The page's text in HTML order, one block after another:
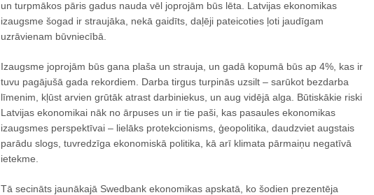
un turpmākos pāris gadus nauda vēl joprojām būs lēta. Latvijas ekonomikas
izaugsme šogad ir straujāka, nekā gaidīts, daļēji pateicoties ļoti jaudīgam
uzrāvienam būvniecībā.
Izaugsme joprojām būs gana plaša un strauja, un gadā kopumā būs ap 4%, kas ir
tuvu pagājušā gada rekordiem. Darba tirgus turpinās uzsilt – sarūkot bezdarba
līmenim, kļūst arvien grūtāk atrast darbiniekus, un aug vidējā alga. Būtiskākie riski
Latvijas ekonomikai nāk no ārpuses un ir tie paši, kas pasaules ekonomikas
izaugsmes perspektīvai – lielāks protekcionisms, ģeopolitika, daudzviet augstais
parādu slogs, tuvredzīga ekonomiskā politika, kā arī klimata pārmaiņu negatīvā
ietekme.
Tā secināts jaunākajā Swedbank ekonomikas apskatā, ko šodien prezentēja